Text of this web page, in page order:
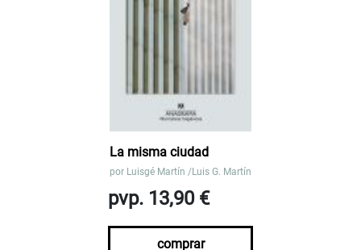
La misma ciudad
por Luisgé Martín /Luis G. Martín
pvp. 13,90 €
comprar